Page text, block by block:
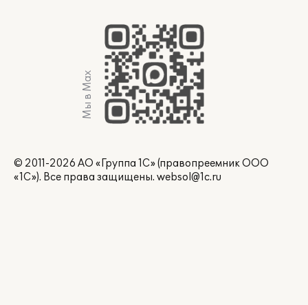
Мы в Max
© 2011-2026 АО «Группа 1С» (правопреемник ООО
«1С»). Все права защищены. websol@1c.ru